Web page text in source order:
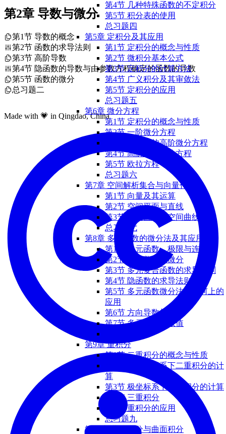
第4节 几种特殊函数的不定积分
第5节 积分表的使用
总习题四
第5章 定积分及其应用
第1节 定积分的概念与性质
第2节 微积分基本公式
第3节 定积分的计算方法
第4节 广义积分及其审敛法
第5节 定积分的应用
总习题五
第6章 微分方程
第1节 定积分的概念与性质
第2节 一阶微分方程
第3节 可降阶的高阶微分方程
第4节 高阶线性微分方程
第5节 欧拉方程
总习题六
第7章 空间解析集合与向量代数
第1节 向量及其运算
第2节 空间平面与直线
第3节 空间曲面与空间曲线
总习题七
第8章 多元函数的微分法及其应用
第1节 多元函数、极限与连续
第2节 偏导数与全微分
第3节 多元复合函数的求导法则
第4节 隐函数的求导法则
第5节 多元函数微分法在几何上的
应用
第6节 方向导数与梯度
第7节 多元函数的极值
第9章 重积分
第1节 ⼆重积分的概念与性质
第2节 直⾓坐标系下⼆重积分的计
算
第3节 极坐标系下⼆重积分的计算
第4节 三重积分
第5节 重积分的应用
总习题九
第10章 曲线积分与曲面积分
第2章 导数与微分
第1节 导数的概念
第2节 函数的求导法则
第3节 高阶导数
第4节 隐函数的导数与由参数方程确定的函数的导数
第5节 函数的微分
总习题二
Made with 💗 in Qingdao, China